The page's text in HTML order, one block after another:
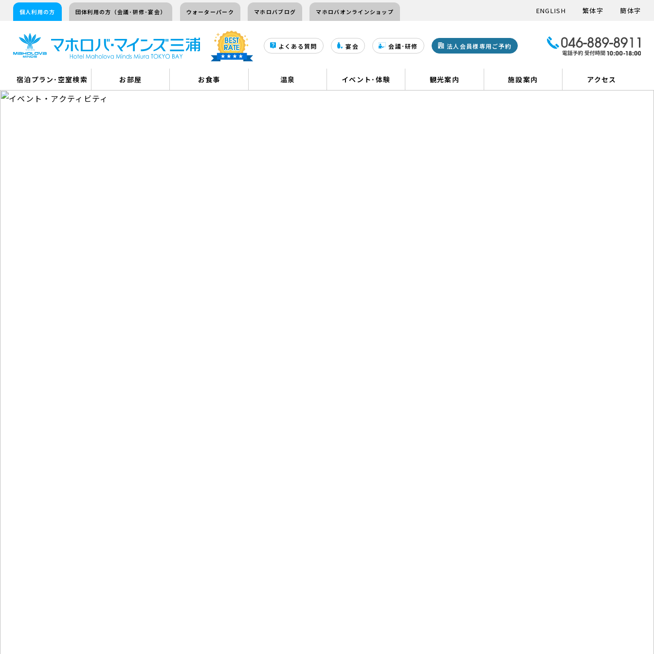
個人利用の方 団体利用の方（会議･研修･宴会） ウォーターパーク マホロバブログ マホロバオンラインショップ ENGLISH 繁体字 簡体字
よくある質問 宴会 会議･研修 法人会員様専用ご予約
宿泊プラン･空室検索 お部屋 お食事 温泉 イベント･体験 観光案内 施設案内 アクセス